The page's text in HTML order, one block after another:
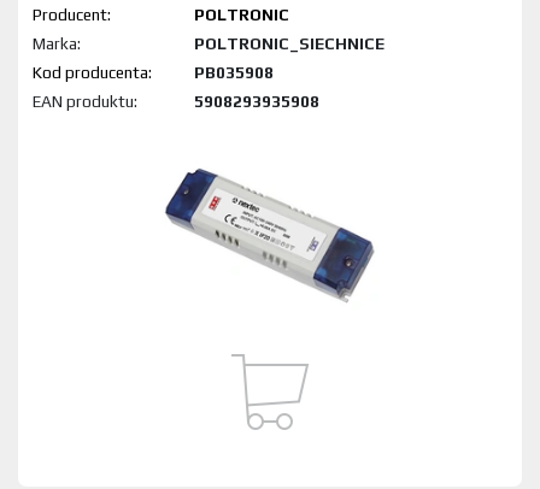
Producent:
POLTRONIC
Marka:
POLTRONIC_SIECHNICE
Kod produktu:
PB035908
EAN produktu:
5908293935908